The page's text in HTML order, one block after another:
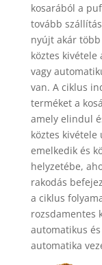
kosarából a
tovább
nyújt akár
köztes
vagy
van. A ciklus
terméket a
amely elindul
köztes
emelkedik és
helyzetébe,
rakodás
a ciklus
rozsdamentes
automatikus
automatika